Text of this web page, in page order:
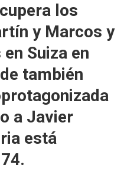
los
y Marcos y
Suiza en
también
a Javier
está